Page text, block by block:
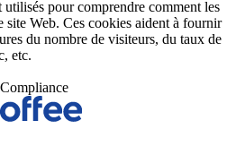
pour comprendre comment les
site Web. Ces cookies aident à fournir
du nombre de visiteurs, du taux de
etc.